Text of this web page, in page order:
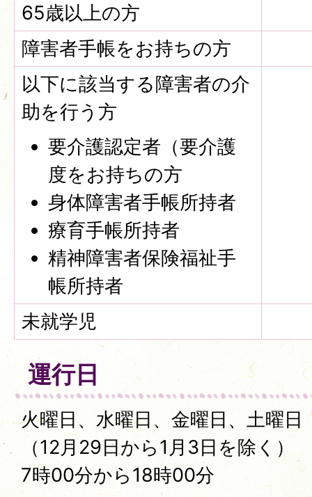
65歳以上の方
障害者手帳をお持ちの方
以下に該当する障害者の介
助を行う方
要介護認定者（要介護
度をお持ちの方
身体障害者手帳所持者
療育手帳所持者
精神障害者保険福祉手
帳所持者
未就学児
運行日
火曜日、水曜日、金曜日、土曜日
（12月29日から1月3日を除く）
7時00分から18時00分